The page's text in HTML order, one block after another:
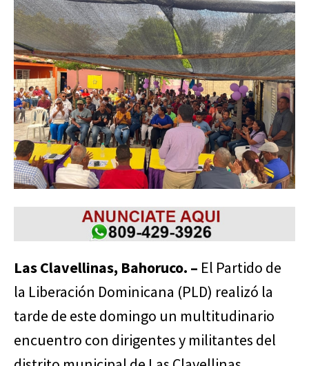
Las Clavellinas, Bahoruco. – El Partido de
la Liberación Dominicana (PLD) realizó la
tarde de este domingo un multitudinario
encuentro con dirigentes y militantes del